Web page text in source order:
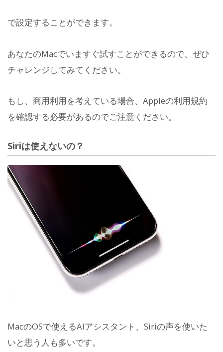
で設定することができます。
あなたのMacでいますぐ試すことができるので、ぜひ
チャレンジしてみてください。
もし、商用利用を考えている場合、Appleの利用規約
を確認する必要があるのでご注意ください。
Siriは使えないの？
MacのOSで使えるAIアシスタント、Siriの声を使いた
いと思う人も多いです。